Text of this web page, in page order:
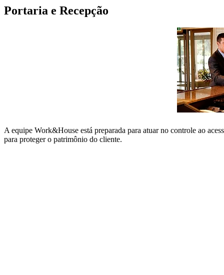
Portaria e Recepção
A equipe Work&House está preparada para atuar no controle ao
para proteger o patrimônio do cliente.